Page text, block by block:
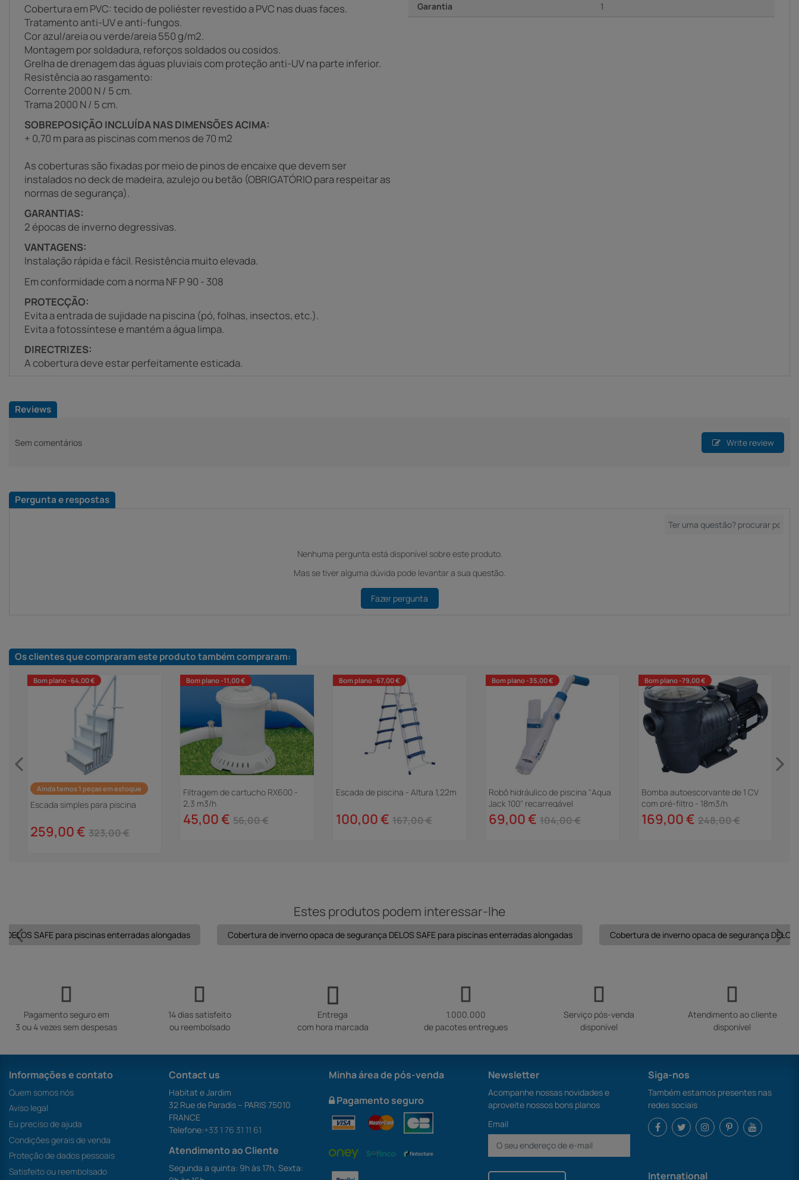
Cobertura em PVC: tecido de poliéster revestido a PVC nas duas faces.
Tratamento anti-UV e anti-fungos.
Cor azul/areia ou verde/areia 550 g/m2.
Montagem por soldadura, reforços soldados ou cosidos.
Grelha de drenagem das águas pluviais com proteção anti-UV na parte inferior.
Resistência ao rasgamento:
Corrente 2000 N / 5 cm.
Trama 2000 N / 5 cm.
SOBREPOSIÇÃO INCLUÍDA NAS DIMENSÕES ACIMA:
+ 0,70 m para as piscinas com menos de 70 m2
As coberturas são fixadas por meio de pinos de encaixe que devem ser
instalados no deck de madeira, azulejo ou betão (OBRIGATÓRIO para respeitar as
normas de segurança).
GARANTIAS:
2 épocas de inverno degressivas.
VANTAGENS:
Instalação rápida e fácil. Resistência muito elevada.
Em conformidade com a norma NF P 90 - 308
PROTECÇÃO:
Evita a entrada de sujidade na piscina (pó, folhas, insectos, etc.).
Evita a fotossíntese e mantém a água limpa.
DIRECTRIZES:
A cobertura deve estar perfeitamente esticada.
Garantia 1
Reviews
Sem comentários Write review
Pergunta e respostas
Nenhuma pergunta está disponível sobre este produto.
Mas se tiver alguma dúvida pode levantar a sua questão.
Fazer pergunta
Os clientes que compraram este produto também compraram:
Bom plano -64,00 €
Ainda temos 1 peças em estoque
Escada simples para piscina
259,00 € 323,00 €
Bom plano -11,00 €
Filtragem de cartucho RX600 -
2,3 m3/h
45,00 € 56,00 €
Bom plano -67,00 €
Escada de piscina - Altura 1,22m
100,00 € 167,00 €
Bom plano -35,00 €
Robô hidráulico de piscina "Aqua
Jack 100" recarregável
69,00 € 104,00 €
Bom plano -79,00 €
Bomba autoescorvante de 1 CV
com pré-filtro - 18m3/h
169,00 € 248,00 €
Estes produtos podem interessar-lhe
SAFE para piscinas enterradas alongadas Cobertura de inverno opaca de segurança DELOS SAFE para piscinas enterradas alongadas Cobertura de inverno opaca de segurança
Pagamento seguro em
3 ou 4 vezes sem despesas
14 dias satisfeito
ou reembolsado
Entrega
com hora marcada
1.000.000
de pacotes entregues
Serviço pós-venda
disponível
Atendimento ao cliente
disponível
Informações e contato
Quem somos nós
Aviso legal
Eu preciso de ajuda
Condições gerais de venda
Proteção de dados pessoais
Satisfeito ou reembolsado
Contact us
Habitat e Jardim
32 Rue de Paradis – PARIS 75010
FRANCE
Telefone:+33 1 76 31 11 61
Atendimento ao Cliente
Segunda a quinta: 9h às 17h, Sexta:
Minha área de pós-venda
Pagamento seguro
Newsletter
Acompanhe nossas novidades e
aproveite nossos bons planos
Email
Siga-nos
Também estamos presentes nas
redes sociais
International